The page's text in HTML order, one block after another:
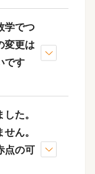
受験大学
を目に
しょ
目標が
学でつ
変更は
です
た。
ん。
点の可